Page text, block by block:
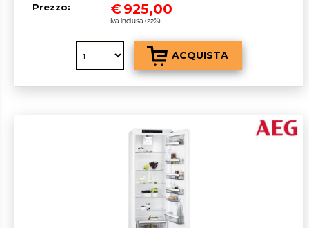
Prezzo: €925,00
Iva inclusa (22%)